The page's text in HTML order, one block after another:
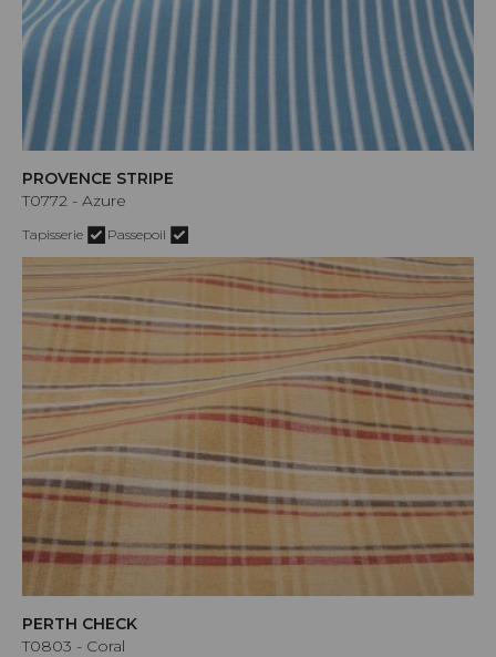
PROVENCE STRIPE
T0772 - Azure
Tapisserie Passepoil
PERTH CHECK
T0803 - Coral